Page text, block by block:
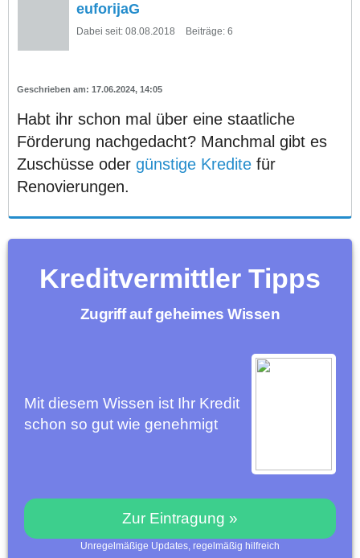
euforijaG
Dabei seit: 08.08.2018 Beiträge: 6
17.06.2024, 14:05
Habt ihr schon mal über eine staatliche
Förderung nachgedacht? Manchmal gibt es
Zuschüsse oder günstige Kredite für
Renovierungen.
Kreditvermittler Tipps
Zugriff auf geheimes Wissen
Mit diesem Wissen ist Ihr Kredit
schon so gut wie genehmigt
Zur Eintragung »
Unregelmäßige Updates, regelmäßig hilfreich